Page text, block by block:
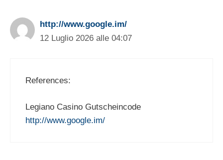
http://www.google.im/
12 Luglio 2026 alle 04:07
References:
Legiano Casino Gutscheincode
http://www.google.im/